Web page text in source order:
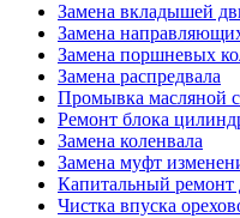
Замена вкладышей
Замена
Замена поршневых
Замена распредвала
Промывка масляной
Ремонт блока
Замена коленвала
Замена муфт
Капитальный ремонт
Чистка впуска